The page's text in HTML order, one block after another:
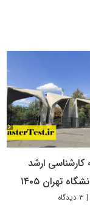
کارشناسی ارشد
تهران ۱۴۰۵
| ۳ دیدگاه